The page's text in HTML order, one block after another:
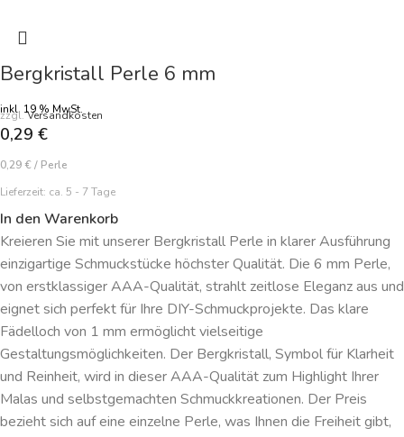
Bergkristall Perle 6 mm
inkl. 19 % MwSt.
zzgl.Versandkosten
0,29 €
0,29 € / Perle
Lieferzeit: ca. 5 - 7 Tage
In den Warenkorb
Kreieren Sie mit unserer Bergkristall Perle in klarer Ausführung
einzigartige Schmuckstücke höchster Qualität. Die 6 mm Perle,
von erstklassiger AAA-Qualität, strahlt zeitlose Eleganz aus und
eignet sich perfekt für Ihre DIY-Schmuckprojekte. Das klare
Fädelloch von 1 mm ermöglicht vielseitige
Gestaltungsmöglichkeiten. Der Bergkristall, Symbol für Klarheit
und Reinheit, wird in dieser AAA-Qualität zum Highlight Ihrer
Malas und selbstgemachten Schmuckkreationen. Der Preis
bezieht sich auf eine einzelne Perle, was Ihnen die Freiheit gibt,